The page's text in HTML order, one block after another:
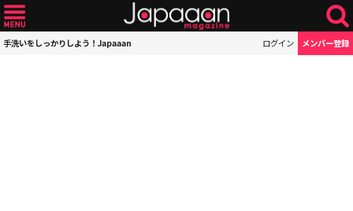
手洗いをしっかりしよう！Japaaan ログイン メンバー登録